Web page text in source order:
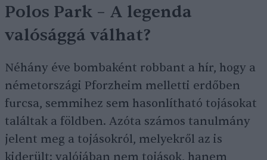
Polos Park – A legenda
valósággá válhat?
Néhány éve bombaként robbant a hír, hogy a
németországi Pforzheim melletti erdőben
furcsa, semmihez sem hasonlítható tojásokat
találtak a földben. Azóta számos tanulmány
jelent meg a tojásokról, melyekről az is
kiderült: valójában nem tojások, hanem